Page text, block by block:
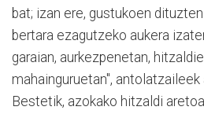
bat; izan ere, gustukoen
bertara ezagutzeko aukera
garaian, aurkezpenetan,
mahainguruetan", antolatzaileek
Bestetik, azokako hitzaldi